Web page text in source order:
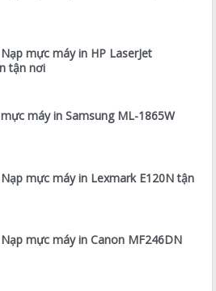
mực máy in HP LaserJet
tận nơi
máy in Samsung ML-1865W
mực máy in Lexmark E120N tận
mực máy in Canon MF246DN